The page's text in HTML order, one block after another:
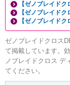
【ゼノブレイド
【ゼノブレイド
【ゼノブレイド
ゼノブレイドクロス
て掲載しています。
ノブレイドクロス デ
てください。